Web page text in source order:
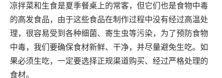
凉拌菜和生食是夏季餐桌上的常客，但它们也是食物中毒
的高发食品，由于这些食品在制作过程中没有经过高温处
理，很容易受到各种细菌、寄生虫等污染，为了预防食物
中毒，我们要确保食材新鲜、干净，并尽量避免生吃。如
果必须生吃，一定要选择正规渠道购买、经过严格处理的
食材。